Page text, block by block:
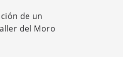
de un
del Moro